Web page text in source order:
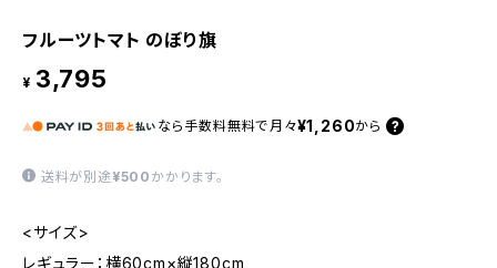
フルーツトマト のぼり旗
¥ 3,795
なら 手数料無料で 月々¥1,260から
送料が別途 ¥500 かかります。
<サイズ>
レギュラー：横60cm×縦180cm